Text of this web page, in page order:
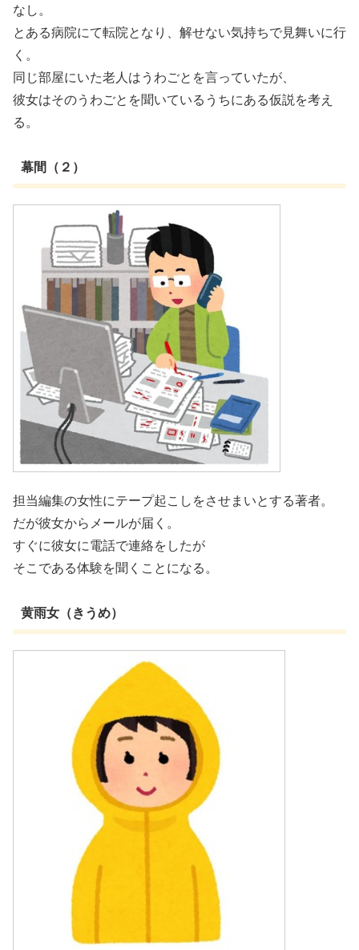
なし。
とある病院にて転院となり、解せない気持ちで見舞いに行
く。
同じ部屋にいた老人はうわごとを言っていたが、
彼女はそのうわごとを聞いているうちにある仮説を考え
る。
幕間（２）
担当編集の女性にテープ起こしをさせまいとする著者。
だが彼女からメールが届く。
すぐに彼女に電話で連絡をしたが
そこである体験を聞くことになる。
黄雨女（きうめ）